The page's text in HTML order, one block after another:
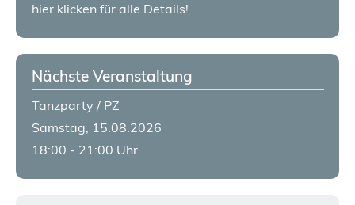
hier klicken für alle Details!
Nächste Veranstaltung
Tanzparty / PZ
Samstag, 15.08.2026
18:00 - 21:00 Uhr